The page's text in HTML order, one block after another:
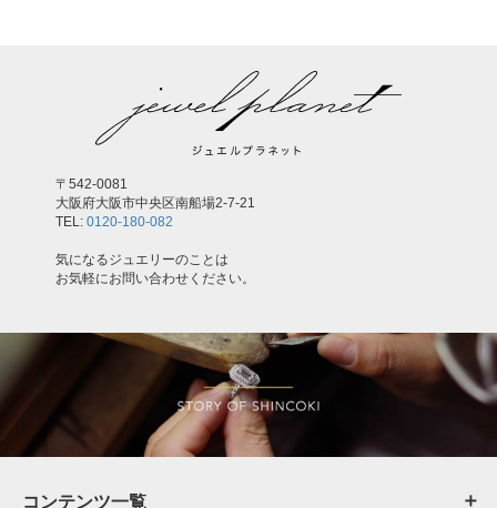
〒542-0081
大阪府大阪市中央区南船場2-7-21
TEL: 0120-180-082
気になるジュエリーのことは
お気軽にお問い合わせください。
コンテンツ一覧